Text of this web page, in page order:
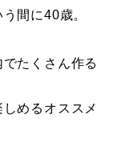
間に40歳。
たくさん作る
めるオススメ